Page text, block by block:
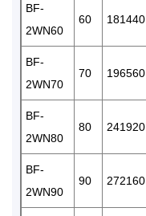
BF-
2WN60
60 181440
BF-
2WN70
70 196560
BF-
2WN80
80 241920
BF-
2WN90
90 272160